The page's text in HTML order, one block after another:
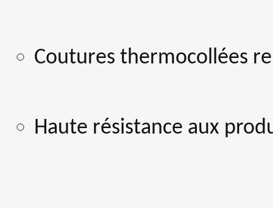
Coutures thermocollées
Haute résistance aux